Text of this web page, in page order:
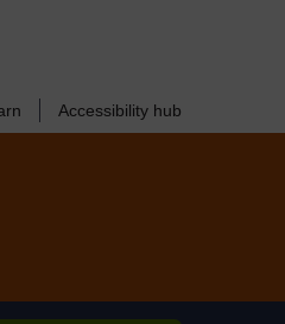
Accessibility hub